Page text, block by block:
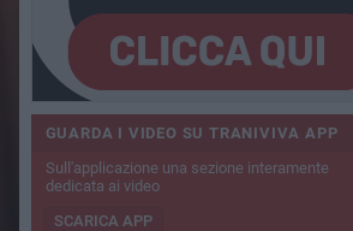
GUARDA I VIDEO SU TRANIVIVA APP
Sull'applicazione una sezione interamente
dedicata ai video
SCARICA APP